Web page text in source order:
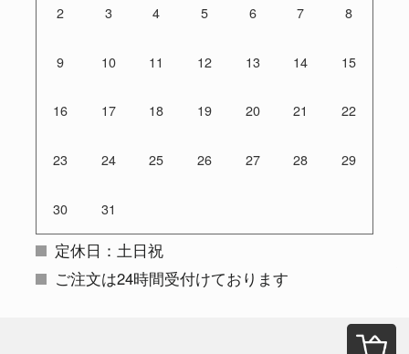
2 3 4 5 6 7 8
9 10 11 12 13 14 15
16 17 18 19 20 21 22
23 24 25 26 27 28 29
30 31
定休日：土日祝
ご注文は24時間受付けております